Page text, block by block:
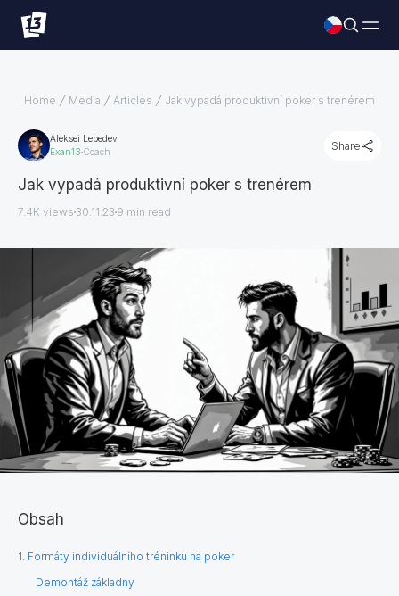
Home Media Articles Jak vypadá produktivní poker s trenérem
Aleksei Lebedev
Exan13 Coach Share
Jak vypadá produktivní poker s trenérem
7.4K views 30.11.23 9 min read
Obsah
1. Formáty individuálního tréninku na poker
Demontáž základny